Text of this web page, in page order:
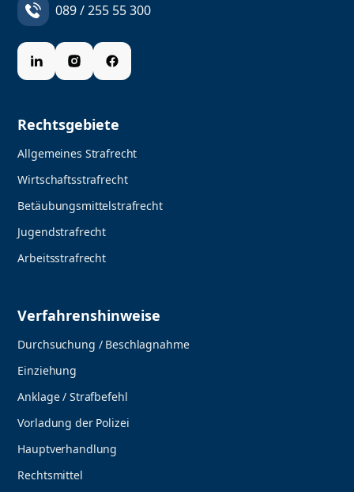
089 / 255 55 300
Rechtsgebiete
Allgemeines Strafrecht
Wirtschaftsstrafrecht
Betäubungsmittelstrafrecht
Jugendstrafrecht
Arbeitsstrafrecht
Verfahrenshinweise
Durchsuchung / Beschlagnahme
Einziehung
Anklage / Strafbefehl
Vorladung der Polizei
Hauptverhandlung
Rechtsmittel